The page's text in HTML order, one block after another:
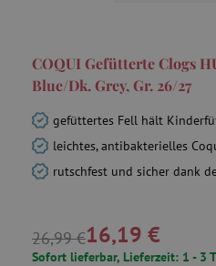
COQUI Gefütterte Clogs
Blue/Dk. Grey, Gr. 26/27
gefüttertes Fell hält
leichtes, antibakterielles
rutschfest und sicher dank
26,99 €16,19 €
Sofort lieferbar, Lieferzeit: 1 - 3